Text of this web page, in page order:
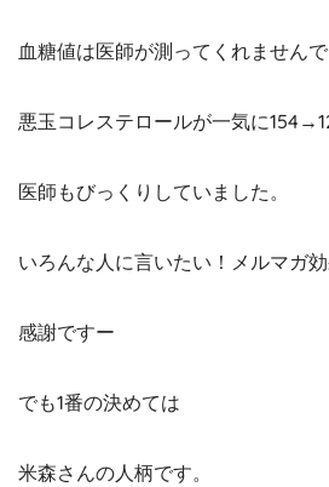
血糖値は医師が測ってくれません
悪玉コレステロールが一気に
医師もびっくりしていました。
いろんな人に言いたい！メルマガ効
感謝ですー
でも1番の決めては
米森さんの人柄です。